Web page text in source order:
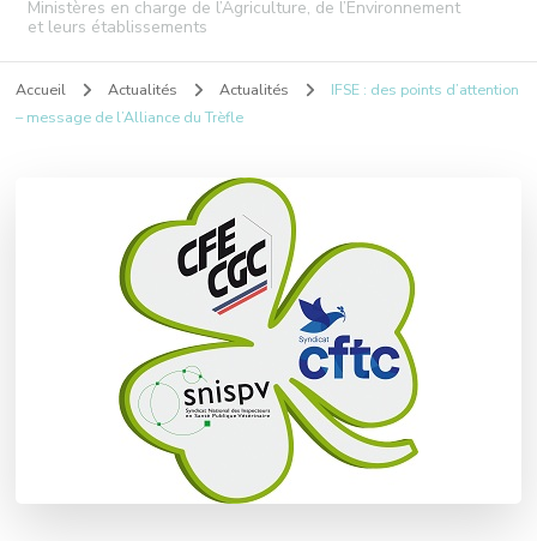
Ministères en charge de l’Agriculture, de l’Environnement
et leurs établissements
Accueil Actualités Actualités
IFSE : des points d’attention
– message de l’Alliance du Trèfle